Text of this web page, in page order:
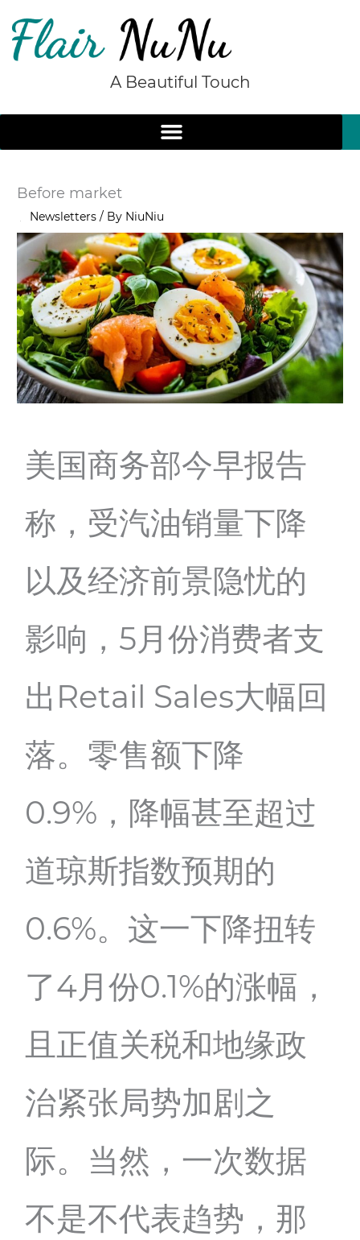
content
A Beautiful Touch
Before market
Newsletters / By NiuNiu
美国商务部今早报告
称，受汽油销量下降
以及经济前景隐忧的
影响，5月份消费者支
出Retail Sales大幅回
落。零售额下降
0.9%，降幅甚至超过
道琼斯指数预期的
0.6%。这一下降扭转
了4月份0.1%的涨幅，
且正值关税和地缘政
治紧张局势加剧之
际。当然，一次数据
不是不代表趋势，那